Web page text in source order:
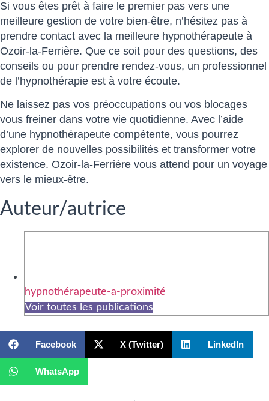
Si vous êtes prêt à faire le premier pas vers une
meilleure gestion de votre bien-être, n’hésitez pas à
prendre contact avec la meilleure hypnothérapeute à
Ozoir-la-Ferrière. Que ce soit pour des questions, des
conseils ou pour prendre rendez-vous, un professionnel
de l’hypnothérapie est à votre écoute.
Ne laissez pas vos préoccupations ou vos blocages
vous freiner dans votre vie quotidienne. Avec l’aide
d’une hypnothérapeute compétente, vous pourrez
explorer de nouvelles possibilités et transformer votre
existence. Ozoir-la-Ferrière vous attend pour un voyage
vers le mieux-être.
Auteur/autrice
hypnothérapeute-a-proximité
Voir toutes les publications
Facebook X (Twitter) LinkedIn
WhatsApp